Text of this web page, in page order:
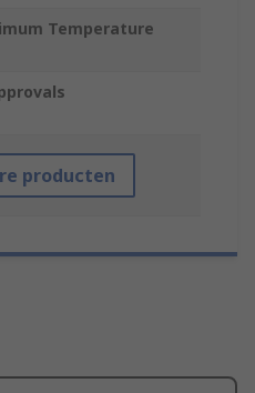
Temperature
producten